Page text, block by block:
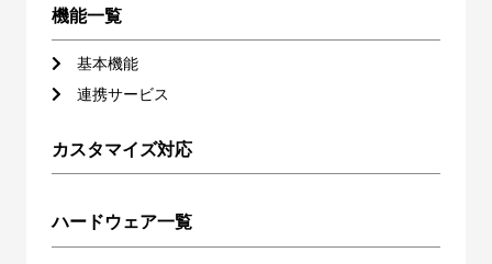
機能一覧
基本機能
連携サービス
カスタマイズ対応
ハードウェア一覧